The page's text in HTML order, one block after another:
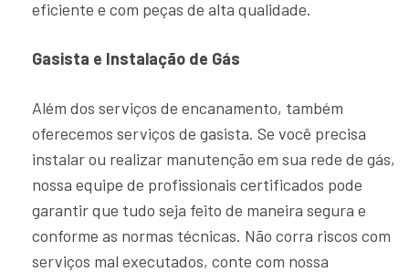
eficiente e com peças de alta qualidade.
Gasista e Instalação de Gás
Além dos serviços de encanamento, também
oferecemos serviços de gasista. Se você precisa
instalar ou realizar manutenção em sua rede de gás,
nossa equipe de profissionais certificados pode
garantir que tudo seja feito de maneira segura e
conforme as normas técnicas. Não corra riscos com
serviços mal executados, conte com nossa